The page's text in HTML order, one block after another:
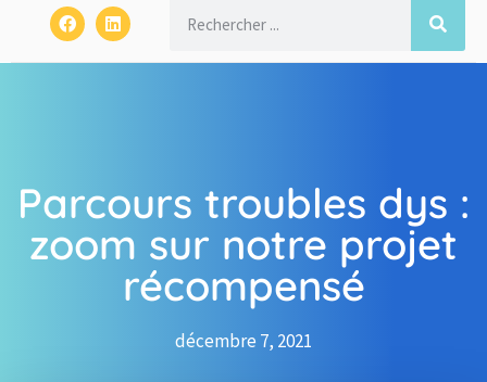
Parcours troubles dys :
zoom sur notre projet
récompensé
décembre 7, 2021